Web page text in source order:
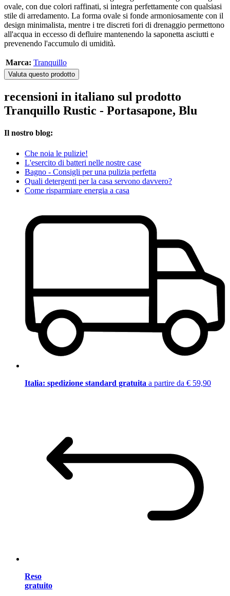
ovale, con due colori raffinati, si integra perfettamente con qualsiasi
stile di arredamento. La forma ovale si fonde armoniosamente con il
design minimalista, mentre i tre discreti fori di drenaggio permettono
all'acqua in eccesso di defluire mantenendo la saponetta asciutti e
prevenendo l'accumulo di umidità.
Marca: Tranquillo
Valuta questo prodotto
recensioni in italiano sul prodotto
Tranquillo Rustic - Portasapone, Blu
Il nostro blog:
Che noia le pulizie!
L'esercito di batteri nelle nostre case
Bagno - Consigli per una pulizia perfetta
Quali detergenti per la casa servono davvero?
Come risparmiare energia a casa
Italia: spedizione standard gratuita a partire da € 59,90
Reso
gratuito